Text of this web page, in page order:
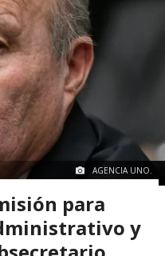
AGENCIA UNO.
para
y